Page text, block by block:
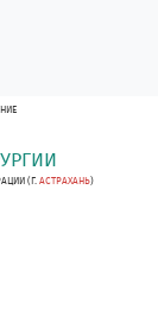
(Г. АСТРАХАНЬ)